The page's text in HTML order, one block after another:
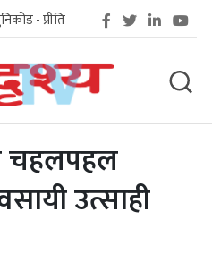
- प्रीति
चहलपहल
उत्साही